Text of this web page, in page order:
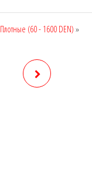
Плотные (60 - 1600 DEN) »